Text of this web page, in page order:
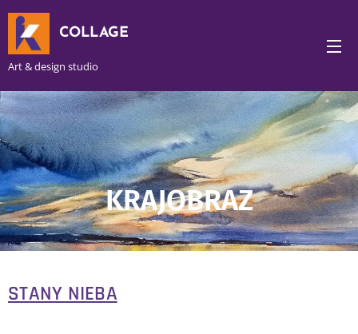
COLLAGE
Art & design studio
KRAJOBRAZ
STANY NIEBA